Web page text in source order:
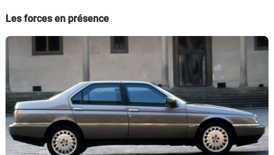
Les forces en présence